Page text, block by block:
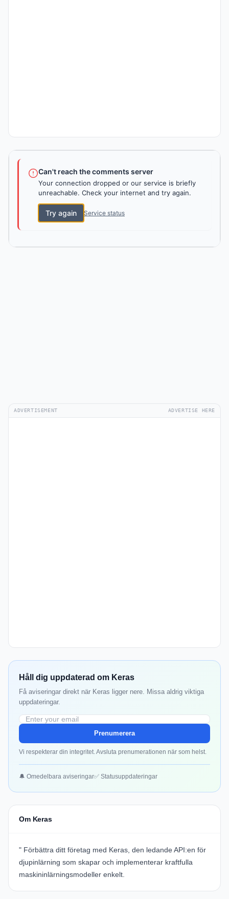
Can't reach the comments server
Your connection dropped or our service is briefly
unreachable. Check your internet and try again.
Try again Service status
ADVERTISEMENT ADVERTISE HERE
Håll dig uppdaterad om Keras
Få aviseringar direkt när Keras ligger nere. Missa aldrig viktiga
uppdateringar.
Prenumerera
Vi respekterar din integritet. Avsluta prenumerationen när som helst.
🔔 Omedelbara aviseringar✅ Statusuppdateringar
Om Keras
" Förbättra ditt företag med Keras, den ledande API:en för
djupinlärning som skapar och implementerar kraftfulla
maskininlärningsmodeller enkelt.